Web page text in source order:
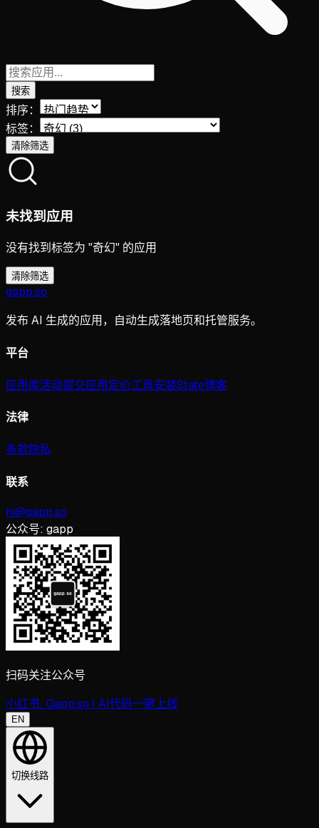
搜索
排序：
标签：
清除筛选
未找到应用
没有找到标签为 "奇幻" 的应用
清除筛选
gapp.so
发布 AI 生成的应用，自动生成落地页和托管服务。
平台
应用库活动提交应用定价工具安装State博客
法律
条款隐私
联系
hi@gapp.so
公众号: gapp
扫码关注公众号
小红书: Gapp.so | AI代码一键上线
EN
切换线路